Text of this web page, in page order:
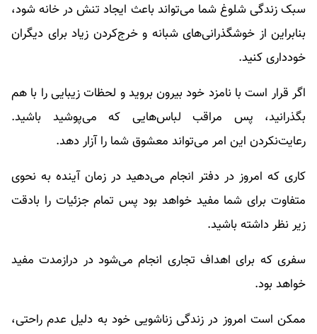
سبک زندگی شلوغ شما می‌تواند باعث ایجاد تنش در خانه شود،
بنابراین از خوشگذرانی‌های شبانه و خرج‌کردن زیاد برای دیگران
خودداری کنید.
اگر قرار است با نامزد خود بیرون بروید و لحظات زیبایی را با هم
بگذرانید، پس مراقب لباس‌هایی که می‌پوشید باشید.
رعایت‌نکردن این امر می‌تواند معشوق شما را آزار دهد.
کاری که امروز در دفتر انجام می‌دهید در زمان آینده به نحوی
متفاوت برای شما مفید خواهد بود پس تمام جزئیات را بادقت
زیر نظر داشته باشید.
سفری که برای اهداف تجاری انجام می‌شود در درازمدت مفید
خواهد بود.
ممکن است امروز در زندگی زناشویی خود به دلیل عدم راحتی،